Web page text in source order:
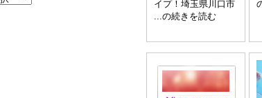
イプ！埼玉県川口市
...の続きを読む